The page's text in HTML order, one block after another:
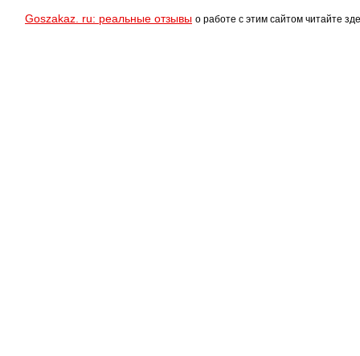
Goszakaz. ru: реальные отзывы о работе с этим сайтом читайте